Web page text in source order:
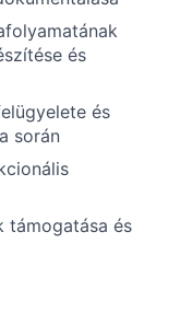
és
és
során
támogatása és